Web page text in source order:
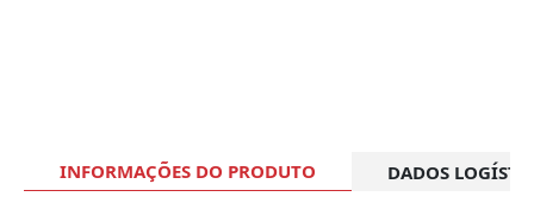
INFORMAÇÕES DO PRODUTO DADOS